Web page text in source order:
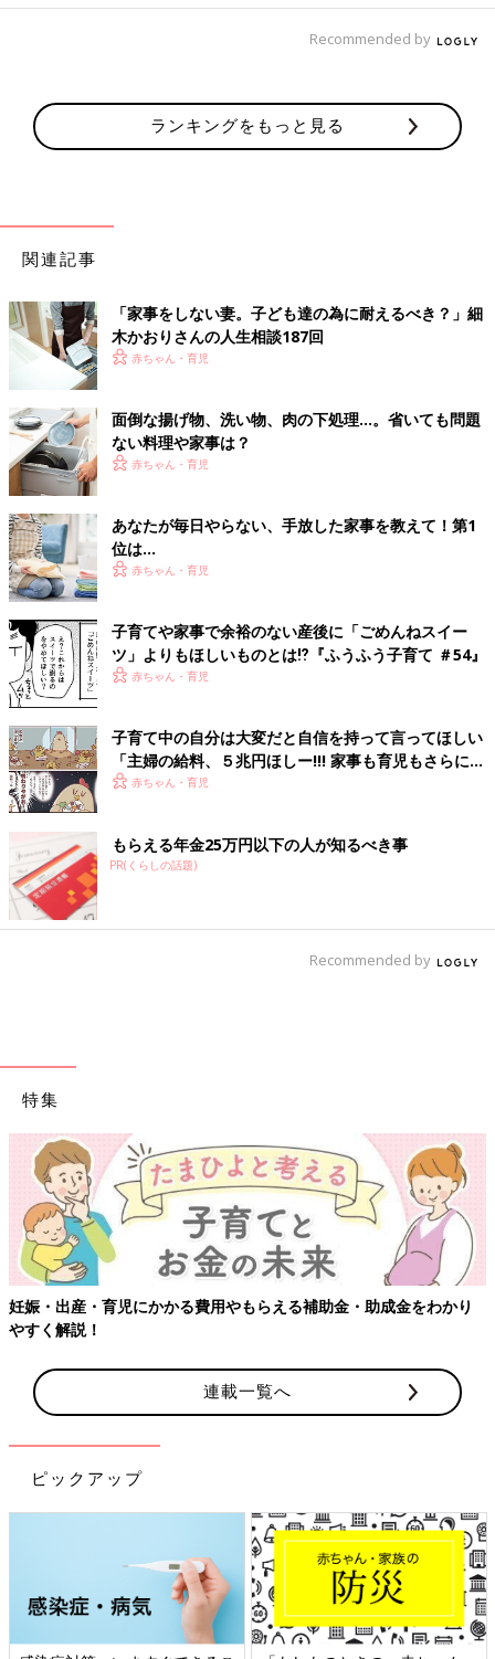
Recommended by
ランキングをもっと見る
関連記事
「家事をしない妻。子ども達の為に耐えるべき？」細
木かおりさんの人生相談187回
赤ちゃん・育児
面倒な揚げ物、洗い物、肉の下処理…。省いても問題
ない料理や家事は？
赤ちゃん・育児
あなたが毎日やらない、手放した家事を教えて！第1
位は…
赤ちゃん・育児
子育てや家事で余裕のない産後に「ごめんねスイー
ツ」よりもほしいものとは⁉︎『ふうふう子育て ＃54』
赤ちゃん・育児
子育て中の自分は大変だと自信を持って言ってほしい
「主婦の給料、５兆円ほしー!!! 家事も育児もさらにパ
ワーアップ編」の著者・鳥谷丁子インタビュー
赤ちゃん・育児
もらえる年金25万円以下の人が知るべき事
PR(くらしの話題)
Recommended by
特集
【ワクチン接種できるものも】妊婦の感染症対策、知っておいて！
連載一覧へ
ピックアップ